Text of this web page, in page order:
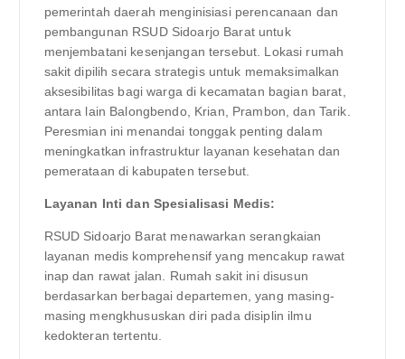
pemerintah daerah menginisiasi perencanaan dan
pembangunan RSUD Sidoarjo Barat untuk
menjembatani kesenjangan tersebut. Lokasi rumah
sakit dipilih secara strategis untuk memaksimalkan
aksesibilitas bagi warga di kecamatan bagian barat,
antara lain Balongbendo, Krian, Prambon, dan Tarik.
Peresmian ini menandai tonggak penting dalam
meningkatkan infrastruktur layanan kesehatan dan
pemerataan di kabupaten tersebut.
Layanan Inti dan Spesialisasi Medis:
RSUD Sidoarjo Barat menawarkan serangkaian
layanan medis komprehensif yang mencakup rawat
inap dan rawat jalan. Rumah sakit ini disusun
berdasarkan berbagai departemen, yang masing-
masing mengkhususkan diri pada disiplin ilmu
kedokteran tertentu.